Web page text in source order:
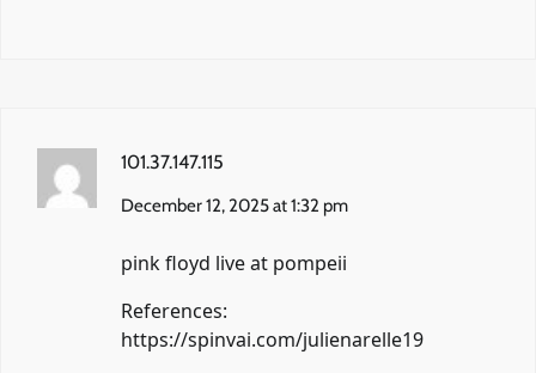
101.37.147.115
December 12, 2025 at 1:32 pm
pink floyd live at pompeii
References:
https://spinvai.com/julienarelle19